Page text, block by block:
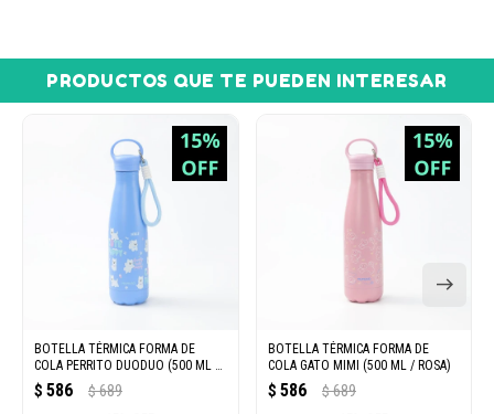
PRODUCTOS QUE TE PUEDEN INTERESAR
BOTELLA TÉRMICA FORMA DE
COLA PERRITO DUODUO (500 ML /
AZUL)
$ 586 $ 689
BOTELLA TÉRMICA FORMA DE
COLA GATO MIMI (500 ML / ROSA)
$ 586 $ 689